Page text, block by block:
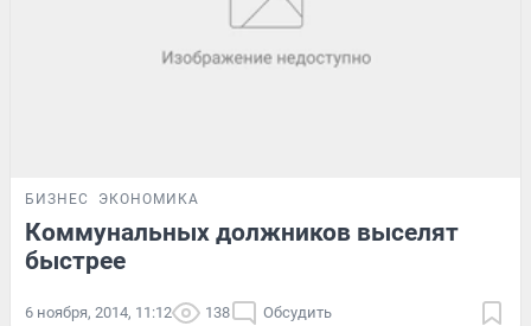
БИЗНЕС ЭКОНОМИКА
Коммунальных должников выселят
быстрее
6 ноября, 2014, 11:12 138 Обсудить